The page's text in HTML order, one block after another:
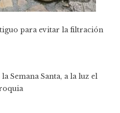
para evitar la filtración
Semana Santa, a la luz el